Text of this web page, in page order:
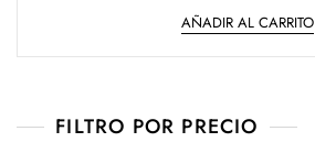
o
r
d
d
AÑADIR AL CARRITO
FILTRO POR PRECIO